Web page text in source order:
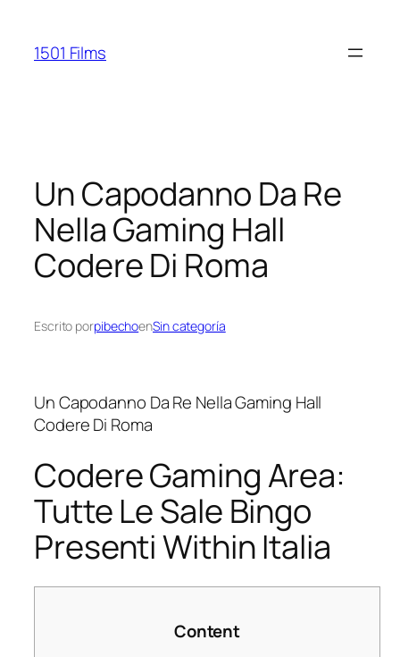
contenido
1501 Films
Un Capodanno Da Re
Nella Gaming Hall
Codere Di Roma
Escrito porpibechoenSin categoría
Un Capodanno Da Re Nella Gaming Hall
Codere Di Roma
Codere Gaming Area:
Tutte Le Sale Bingo
Presenti Within Italia
Content